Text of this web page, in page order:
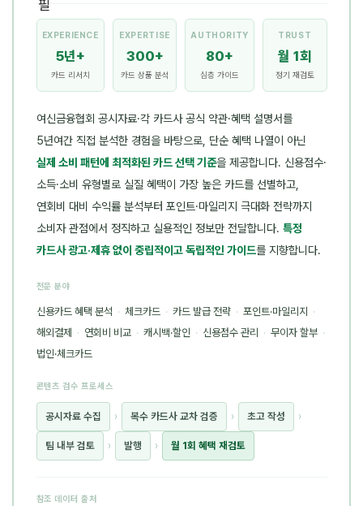
EXPERIENCE
5년+
카드 리서치
EXPERTISE
300+
카드 상품 분석
AUTHORITY
80+
심층 가이드
TRUST
월 1회
정기 재검토
여신금융협회 공시자료·각 카드사 공식 약관·혜택 설명서를
5년여간 직접 분석한 경험을 바탕으로, 단순 혜택 나열이 아닌
실제 소비 패턴에 최적화된 카드 선택 기준을 제공합니다. 신용점수·
소득·소비 유형별로 실질 혜택이 가장 높은 카드를 선별하고,
연회비 대비 수익률 분석부터 포인트·마일리지 극대화 전략까지
소비자 관점에서 정직하고 실용적인 정보만 전달합니다. 특정
카드사 광고·제휴 없이 중립적이고 독립적인 가이드를 지향합니다.
전문 분야
신용카드 혜택 분석 · 체크카드 · 카드 발급 전략 · 포인트·마일리지 ·
해외결제 · 연회비 비교 · 캐시백·할인 · 신용점수 관리 · 무이자 할부 ·
법인·체크카드
콘텐츠 검수 프로세스
공시자료 수집 › 복수 카드사 교차 검증 › 초고 작성 ›
팀 내부 검토 › 발행 › 월 1회 혜택 재검토
참조 데이터 출처